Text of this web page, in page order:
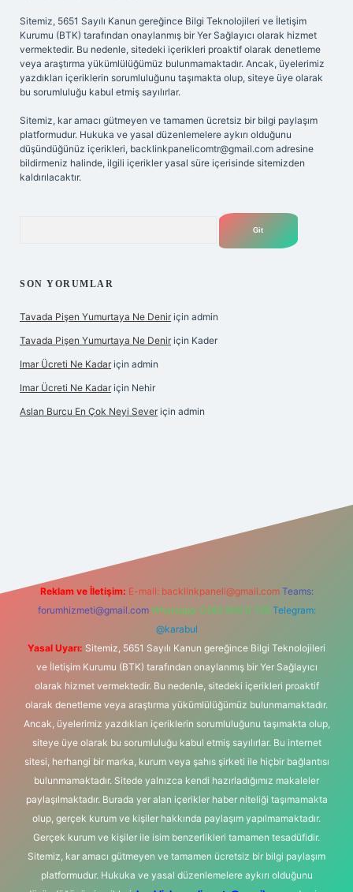
Sitemiz, 5651 Sayılı Kanun gereğince Bilgi Teknolojileri ve İletişim
Kurumu (BTK) tarafından onaylanmış bir Yer Sağlayıcı olarak hizmet
vermektedir. Bu nedenle, sitedeki içerikleri proaktif olarak denetleme
veya araştırma yükümlülüğümüz bulunmamaktadır. Ancak, üyelerimiz
yazdıkları içeriklerin sorumluluğunu taşımakta olup, siteye üye olarak
bu sorumluluğu kabul etmiş sayılırlar.
Sitemiz, kar amacı gütmeyen ve tamamen ücretsiz bir bilgi paylaşım
platformudur. Hukuka ve yasal düzenlemelere aykırı olduğunu
düşündüğünüz içerikleri, backlinkpanelicomtr@gmail.com adresine
bildirmeniz halinde, ilgili içerikler yasal süre içerisinde sitemizden
kaldırılacaktır.
SON YORUMLAR
Tavada Pişen Yumurtaya Ne Denir için admin
Tavada Pişen Yumurtaya Ne Denir için Kader
Imar Ücreti Ne Kadar için admin
Imar Ücreti Ne Kadar için Nehir
Aslan Burcu En Çok Neyi Sever için admin
elexbetgiris.org
Reklam ve İletişim: E-mail: backlinkpaneli@gmail.com Teams:
forumhizmeti@gmail.com Whatsapp: 0262 606 0 726 Telegram:
@karabul
Yasal Uyarı: Sitemiz, 5651 Sayılı Kanun gereğince Bilgi Teknolojileri
ve İletişim Kurumu (BTK) tarafından onaylanmış bir Yer Sağlayıcı
olarak hizmet vermektedir. Bu nedenle, sitedeki içerikleri proaktif
olarak denetleme veya araştırma yükümlülüğümüz bulunmamaktadır.
Ancak, üyelerimiz yazdıkları içeriklerin sorumluluğunu taşımakta olup,
siteye üye olarak bu sorumluluğu kabul etmiş sayılırlar. Bu internet
sitesi, herhangi bir marka, kurum veya şahıs şirketi ile hiçbir bağlantısı
bulunmamaktadır. Sitede yalnızca kendi hazırladığımız makaleler
paylaşılmaktadır. Burada yer alan içerikler haber niteliği taşımamakta
olup, gerçek kurum ve kişiler hakkında paylaşım yapılmamaktadır.
Gerçek kurum ve kişiler ile isim benzerlikleri tamamen tesadüfidir.
Sitemiz, kar amacı gütmeyen ve tamamen ücretsiz bir bilgi paylaşım
platformudur. Hukuka ve yasal düzenlemelere aykırı olduğunu